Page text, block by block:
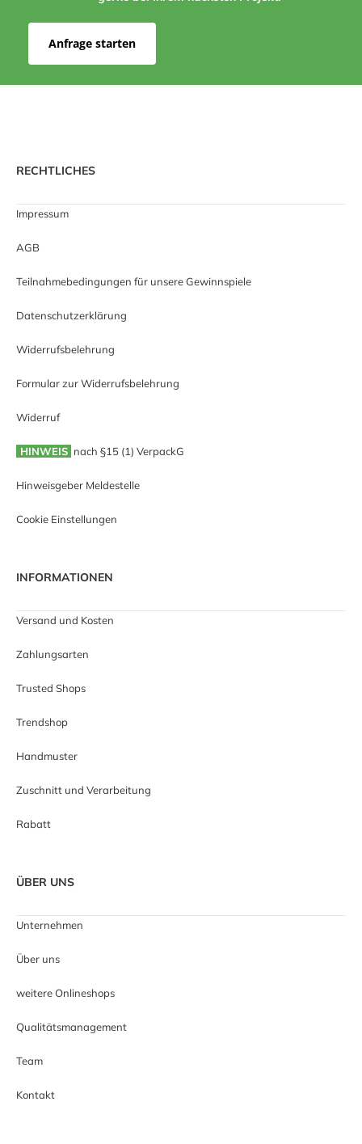
Anfrage starten
RECHTLICHES
Impressum
AGB
Teilnahmebedingungen für unsere Gewinnspiele
Datenschutzerklärung
Widerrufsbelehrung
Formular zur Widerrufsbelehrung
Widerruf
HINWEIS nach §15 (1) VerpackG
Hinweisgeber Meldestelle
Cookie Einstellungen
INFORMATIONEN
Versand und Kosten
Zahlungsarten
Trusted Shops
Trendshop
Handmuster
Zuschnitt und Verarbeitung
Rabatt
ÜBER UNS
Unternehmen
Über uns
weitere Onlineshops
Qualitätsmanagement
Team
Kontakt